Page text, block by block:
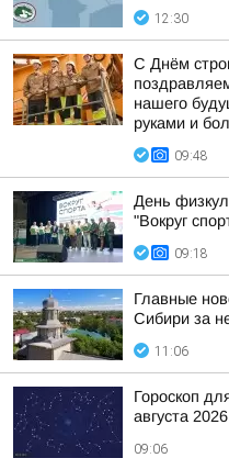
12:30
С Днём
нашего
руками и
09:48
День
"Вокруг
09:18
Главные
Сибири за
11:06
Гороскоп
августа
09:06